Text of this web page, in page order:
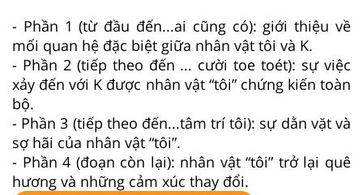
- Phần 1 (từ đầu đến...ai cũng có): giới thiệu về
mối quan hệ đặc biệt giữa nhân vật tôi và K.
- Phần 2 (tiếp theo đến ... cười toe toét): sự việc
xảy đến với K được nhân vật “tôi” chứng kiến toàn
bộ.
- Phần 3 (tiếp theo đến...tâm trí tôi): sự dằn vặt và
sợ hãi của nhân vật “tôi”.
- Phần 4 (đoạn còn lại): nhân vật “tôi” trở lại quê
hương và những cảm xúc thay đổi.